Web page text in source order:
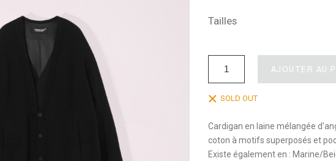
Tailles
AJOUTER AU
SOLD OUT
Cardigan en laine mélangée
coton à motifs superposés et
Existe également en : Marine/